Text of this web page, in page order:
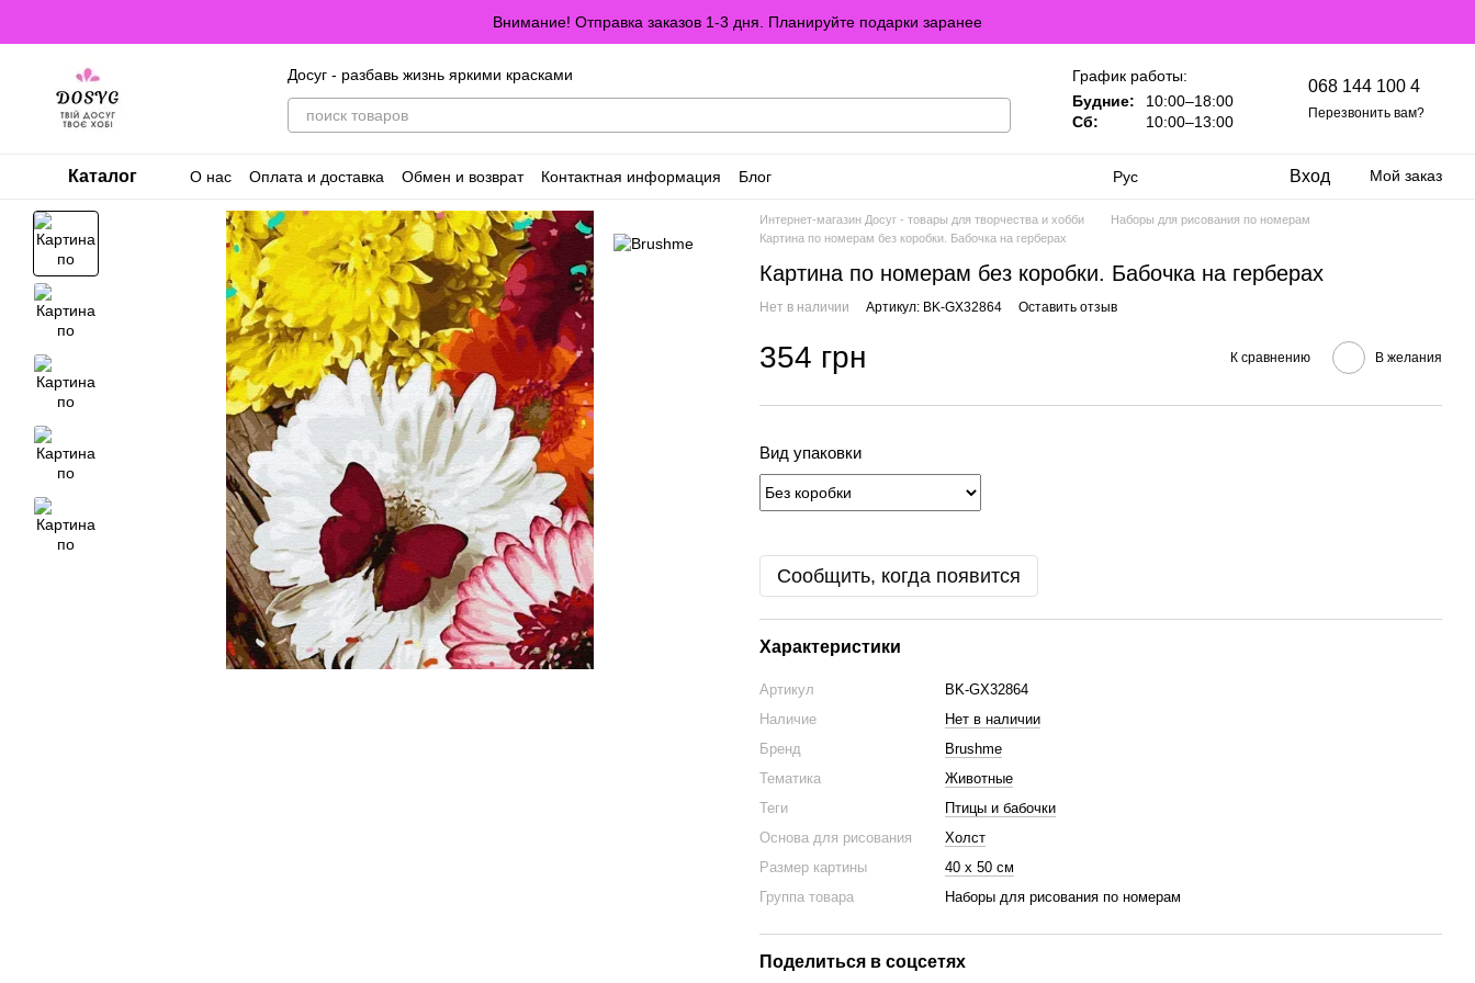
Внимание! Отправка заказов 1-3 дня. Планируйте подарки заранее
Досуг - разбавь жизнь яркими красками
График работы:
Будние:
10:00–18:00
Сб:
10:00–13:00
068 144 100 4
Перезвонить вам?
Каталог О нас Оплата и доставка Обмен и возврат Контактная информация
Блог
Рус Вход Мой заказ
Интернет-магазин Досуг - товары для творчества и хобби
Наборы для рисования по номерам
Картина по номерам без коробки. Бабочка на герберах
Картина по номерам без коробки. Бабочка на герберах
Нет в наличии Артикул: BK-GX32864 Оставить отзыв
354 грн К сравнению В желания
Вид упаковки
Сообщить, когда появится
Характеристики
Артикул
BK-GX32864
Наличие
Нет в наличии
Бренд
Brushme
Тематика
Животные
Теги
Птицы и бабочки
Основа для рисования
Холст
Размер картины
40 х 50 см
Группа товара
Наборы для рисования по номерам
Поделиться в соцсетях